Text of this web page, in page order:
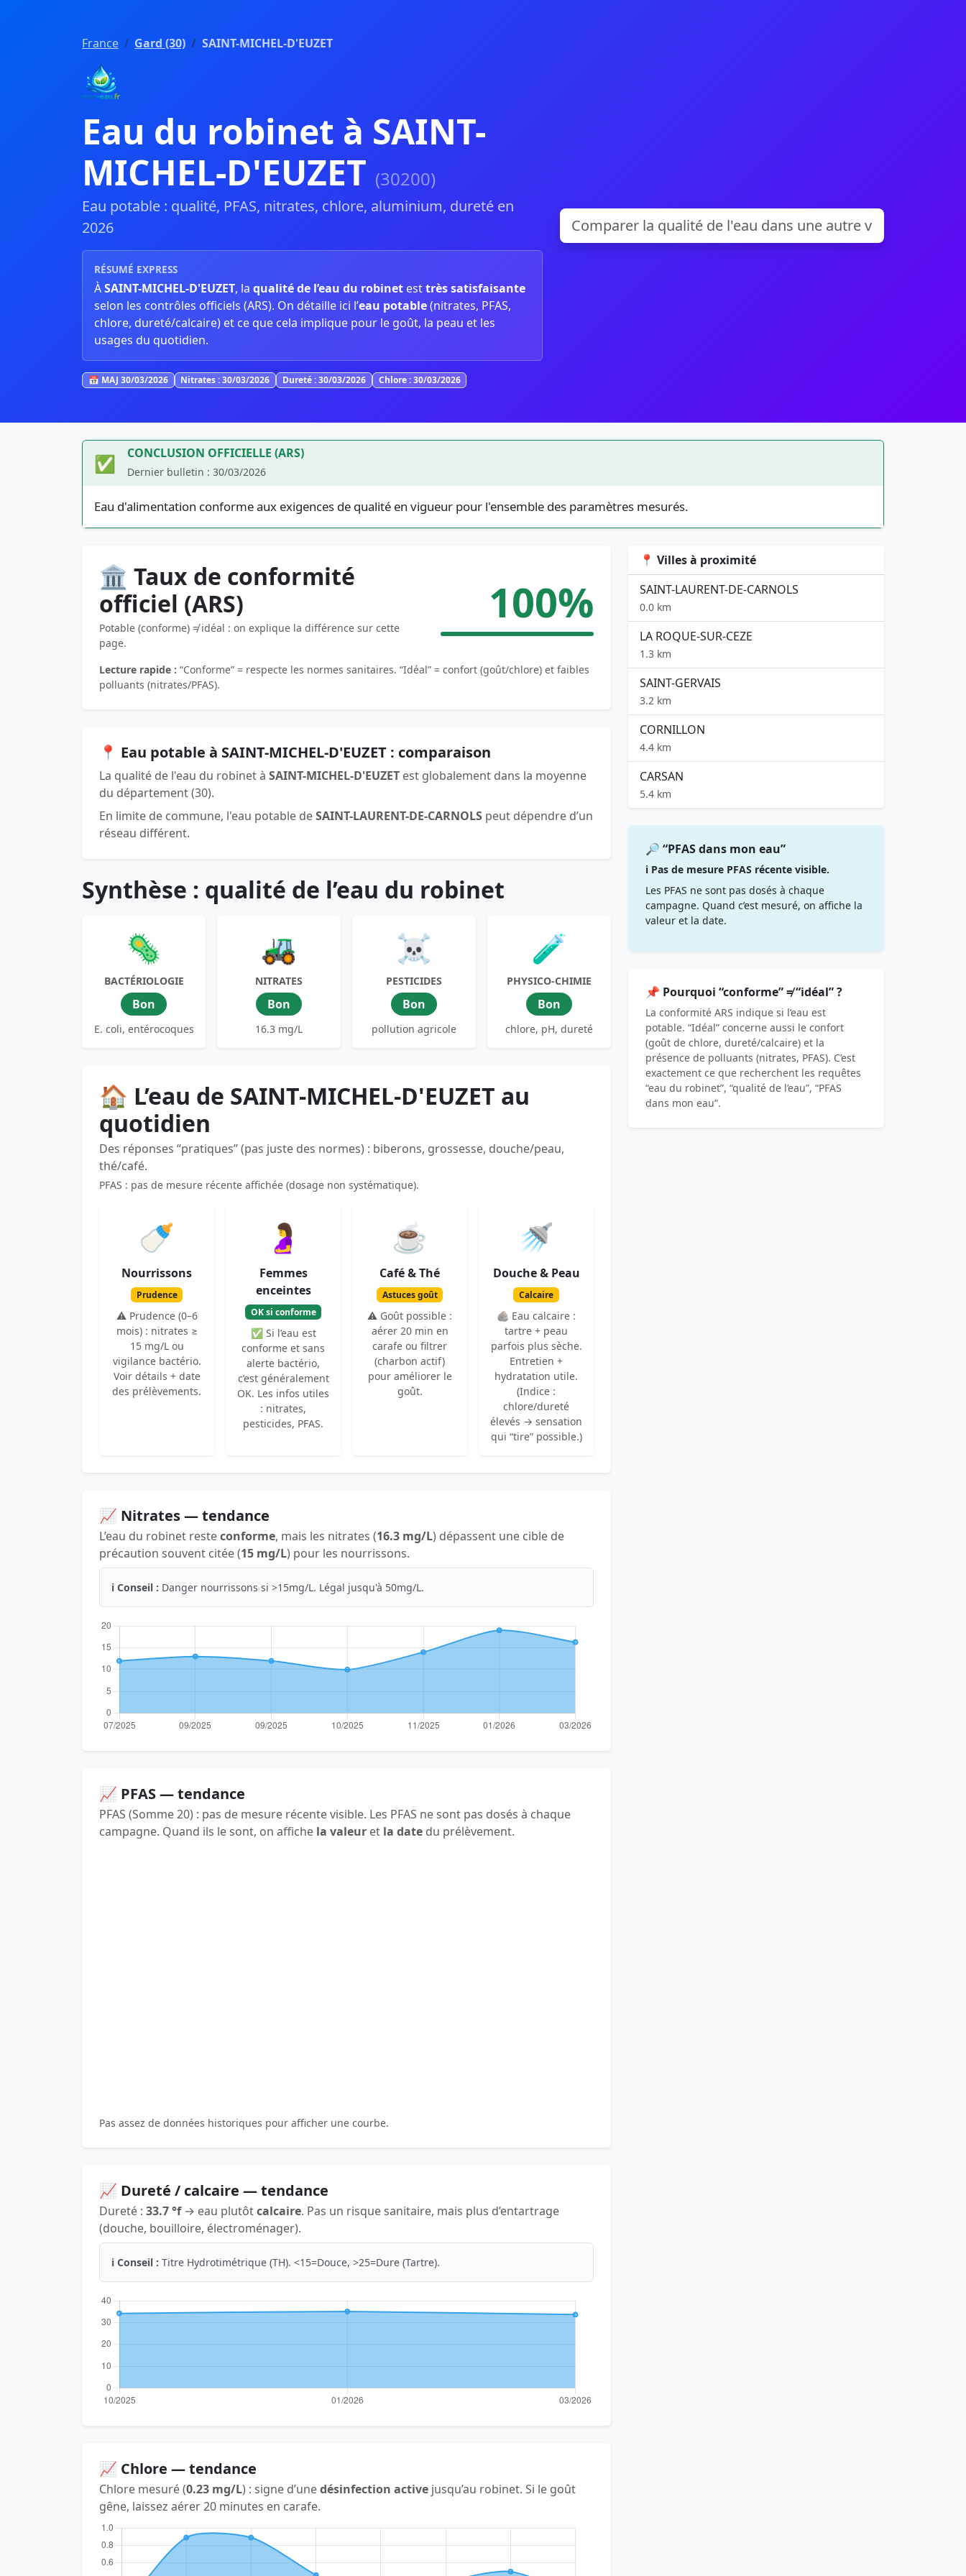
France Gard (30) SAINT-MICHEL-D'EUZET
Eau du robinet à SAINT-
MICHEL-D'EUZET (30200)
Eau potable : qualité, PFAS, nitrates, chlore, aluminium, dureté en
2026
RÉSUMÉ EXPRESS
ÀSAINT-MICHEL-D'EUZET, la qualité de l’eau du robinet esttrès satisfaisante
selon les contrôles officiels (ARS). On détaille ici l’eau potable(nitrates, PFAS,
chlore, dureté/calcaire) et ce que cela implique pour le goût, la peau et les
usages du quotidien.
📅 MAJ 30/03/2026 Nitrates : 30/03/2026 Dureté : 30/03/2026 Chlore : 30/03/2026
✅ CONCLUSION OFFICIELLE (ARS)
Dernier bulletin : 30/03/2026
Eau d'alimentation conforme aux exigences de qualité en vigueur pour l'ensemble des paramètres mesurés.
🏛️ Taux de conformité
officiel (ARS)
Potable (conforme) ≠ idéal : on explique la différence sur cette
page.
100%
Lecture rapide : “Conforme” = respecte les normes sanitaires. “Idéal” = confort (goût/chlore) et faibles
polluants (nitrates/PFAS).
📍 Eau potable à SAINT-MICHEL-D'EUZET : comparaison
La qualité de l'eau du robinet à SAINT-MICHEL-D'EUZET est globalement dans la moyenne
du département (30).
En limite de commune, l'eau potable deSAINT-LAURENT-DE-CARNOLS peut dépendre d’un
réseau différent.
Synthèse : qualité de l’eau du robinet
🦠
BACTÉRIOLOGIE
Bon
E. coli, entérocoques
🚜
NITRATES
Bon
16.3 mg/L
☠️
PESTICIDES
Bon
pollution agricole
🧪
PHYSICO-CHIMIE
Bon
chlore, pH, dureté
🏠 L’eau de SAINT-MICHEL-D'EUZET au
quotidien
Des réponses “pratiques” (pas juste des normes) : biberons, grossesse, douche/peau,
thé/café.
PFAS : pas de mesure récente affichée (dosage non systématique).
🍼
Nourrissons
Prudence
⚠️ Prudence (0–6
mois) : nitrates ≥
15 mg/L ou
vigilance bactério.
Voir détails + date
des prélèvements.
🤰
Femmes
enceintes
OK si conforme
✅ Si l’eau est
conforme et sans
alerte bactério,
c’est généralement
OK. Les infos utiles
: nitrates,
pesticides, PFAS.
☕
Café & Thé
Astuces goût
⚠️ Goût possible :
aérer 20 min en
carafe ou filtrer
(charbon actif)
pour améliorer le
goût.
🚿
Douche & Peau
Calcaire
🪨 Eau calcaire :
tartre + peau
parfois plus sèche.
Entretien +
hydratation utile.
(Indice :
chlore/dureté
élevés → sensation
qui “tire” possible.)
📈 Nitrates — tendance
L’eau du robinet resteconforme, mais les nitrates (16.3 mg/L) dépassent une cible de
précaution souvent citée (15 mg/L) pour les nourrissons.
ℹ️ Conseil : Danger nourrissons si >15mg/L. Légal jusqu'à 50mg/L.
📈 PFAS — tendance
PFAS (Somme 20) : pas de mesure récente visible. Les PFAS ne sont pas dosés à chaque
campagne. Quand ils le sont, on affiche la valeur et la date du prélèvement.
Pas assez de données historiques pour afficher une courbe.
📈 Dureté / calcaire — tendance
Dureté : 33.7 °f→ eau plutôtcalcaire. Pas un risque sanitaire, mais plus d’entartrage
(douche, bouilloire, électroménager).
ℹ️ Conseil : Titre Hydrotimétrique (TH). <15=Douce, >25=Dure (Tartre).
📈 Chlore — tendance
Chlore mesuré (0.23 mg/L) : signe d’unedésinfection active jusqu’au robinet. Si le goût
gêne, laissez aérer 20 minutes en carafe.
📍 Villes à proximité
SAINT-LAURENT-DE-CARNOLS
0.0 km
LA ROQUE-SUR-CEZE
1.3 km
SAINT-GERVAIS
3.2 km
CORNILLON
4.4 km
CARSAN
5.4 km
🔎 “PFAS dans mon eau”
ℹ️ Pas de mesure PFAS récente visible.
Les PFAS ne sont pas dosés à chaque
campagne. Quand c’est mesuré, on affiche la
valeur et la date.
📌 Pourquoi “conforme” ≠ “idéal” ?
La conformité ARS indique si l’eau est
potable. “Idéal” concerne aussi le confort
(goût de chlore, dureté/calcaire) et la
présence de polluants (nitrates, PFAS). C’est
exactement ce que recherchent les requêtes
“eau du robinet”, “qualité de l’eau”, “PFAS
dans mon eau”.